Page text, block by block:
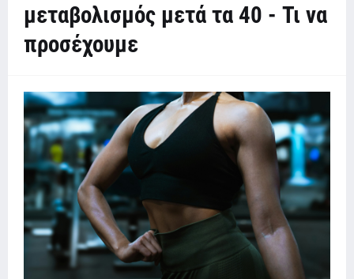
μεταβολισμός μετά τα 40 - Τι να
προσέχουμε